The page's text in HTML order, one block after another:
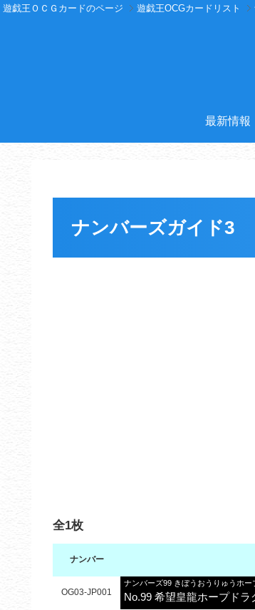
遊戯王ＯＣＧカードのページ 遊戯王OCGカードリスト
最新情報
ナンバーズガイド3
全1枚
ナンバー
OG03-JP001
ナンバーズ99 きぼうおうりゅうホー
No.99 希望皇龍ホープドラ